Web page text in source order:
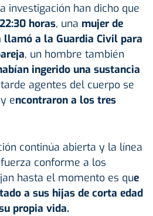
investigación han dicho que
22:30 horas, una mujer de
a la Guardia Civil para
, un hombre también
ingerido una sustancia
agentes del cuerpo se
encontraron a los tres
continúa abierta y la línea
conforme a los
hasta el momento es que
a sus hijas de corta edad
propia vida.